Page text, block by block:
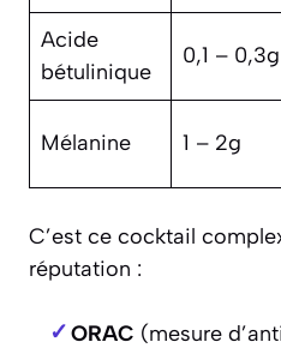
Acide
bétulinique
0,1 – 0,3g
Mélanine 1 – 2g
C’est ce cocktail
réputation :
ORAC (mesure